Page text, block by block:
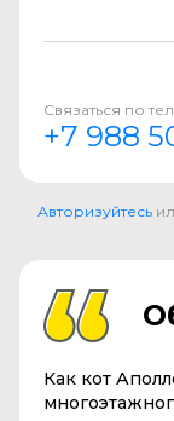
Связаться по
+7 988
Авторизуйтесь
Как кот